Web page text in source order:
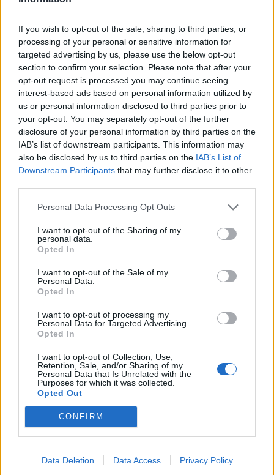
If you wish to opt-out of the sale, sharing to third parties, or
processing of your personal or sensitive information for
targeted advertising by us, please use the below opt-out
section to confirm your selection. Please note that after your
opt-out request is processed you may continue seeing
interest-based ads based on personal information utilized by
us or personal information disclosed to third parties prior to
your opt-out. You may separately opt-out of the further
disclosure of your personal information by third parties on the
IAB’s list of downstream participants. This information may
also be disclosed by us to third parties on the IAB’s List of
Downstream Participants that may further disclose it to other
Personal Data Processing Opt Outs
I want to opt-out of the Sharing of my
personal data.
Opted In
I want to opt-out of the Sale of my
Personal Data.
Opted In
I want to opt-out of processing my
Personal Data for Targeted Advertising.
Opted In
I want to opt-out of Collection, Use,
Retention, Sale, and/or Sharing of my
Personal Data that Is Unrelated with the
Purposes for which it was collected.
Opted Out
CONFIRM
Data Deletion Data Access Privacy Policy
3ο ΓΕΛ Καλαμάτας: Επιμόρφωση
εκπαιδευτικών για τη διαφορετικότητα και
τον σχολικό εκφοβισμό
05/08/2026 18:04
Δυναμική και ανοδική πορεία για το Τμήμα
Δείτε γιατί
25/07/2026 09:07